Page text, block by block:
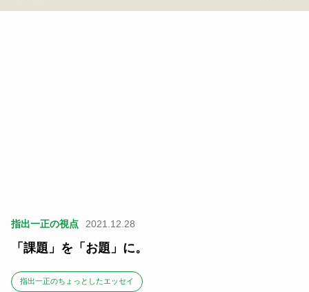
指出一正の視点 2021.12.28
「課題」を「お題」に。
指出一正のちょっとしたエッセイ